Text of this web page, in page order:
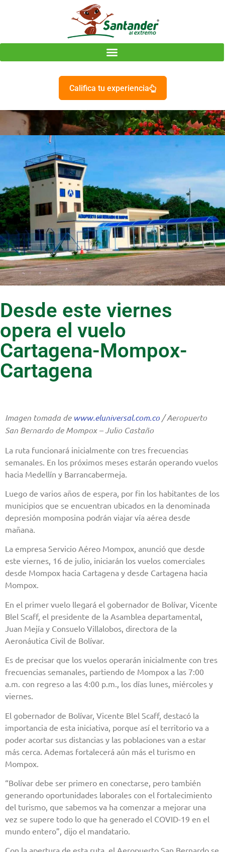
Califica tu experiencia
Desde este viernes
opera el vuelo
Cartagena-Mompox-
Cartagena
Imagen tomada de www.eluniversal.com.co/ Aeropuerto
San Bernardo de Mompox – Julio Castaño
La ruta funcionará inicialmente con tres frecuencias
semanales. En los próximos meses estarán operando vuelos
hacia Medellín y Barrancabermeja.
Luego de varios años de espera, por fin los habitantes de los
municipios que se encuentran ubicados en la denominada
depresión momposina podrán viajar vía aérea desde
mañana.
La empresa Servicio Aéreo Mompox, anunció que desde
este viernes, 16 de julio, iniciarán los vuelos comerciales
desde Mompox hacia Cartagena y desde Cartagena hacia
Mompox.
En el primer vuelo llegará el gobernador de Bolívar, Vicente
Blel Scaff, el presidente de la Asamblea departamental,
Juan Mejía y Consuelo Villalobos, directora de la
Aeronáutica Civil de Bolívar.
Es de precisar que los vuelos operarán inicialmente con tres
frecuencias semanales, partiendo de Mompox a las 7:00
a.m. con regreso a las 4:00 p.m., los días lunes, miércoles y
viernes.
El gobernador de Bolívar, Vicente Blel Scaff, destacó la
importancia de esta iniciativa, porque así el territorio va a
poder acortar sus distancias y las poblaciones van a estar
más cerca. Ademas fortalecerá aún más el turismo en
Mompox.
“Bolívar debe ser primero en conectarse, pero también
generando oportunidades laborales con el fortalecimiento
del turismo, que sabemos va ha comenzar a mejorar una
vez se supere todo lo que ha generado el COVID-19 en el
mundo entero”, dijo el mandatario.